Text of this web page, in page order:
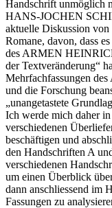
Handschrift unmöglich
HANS-JOCHEN
aktuelle Diskussion von
Romane, davon, dass
des ARMEN
der Textveränderung“
Mehrfachfassungen
und die Forschung
„unangetastete
Ich werde mich daher
verschiedenen
beschäftigen und
den Handschriften A
verschiedenen
um einen Überblick
dann anschliessend im
Fassungen zu